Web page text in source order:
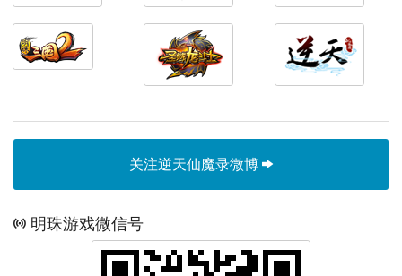
关注逆天仙魔录微博
明珠游戏微信号